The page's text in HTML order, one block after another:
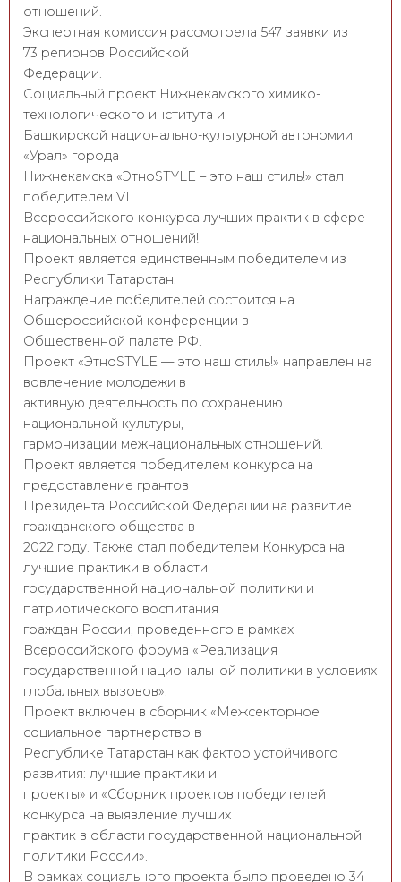
отношений.
Экспертная комиссия рассмотрела 547 заявки из
73 регионов Российской
Федерации.
Социальный проект Нижнекамского химико-
технологического института и
Башкирской национально-культурной автономии
«Урал» города
Нижнекамска «ЭтноSTYLE – это наш стиль!» стал
победителем VI
Всероссийского конкурса лучших практик в сфере
национальных отношений!
Проект является единственным победителем из
Республики Татарстан.
Награждение победителей состоится на
Общероссийской конференции в
Общественной палате РФ.
Проект «ЭтноSTYLE — это наш стиль!» направлен на
вовлечение молодежи в
активную деятельность по сохранению
национальной культуры,
гармонизации межнациональных отношений.
Проект является победителем конкурса на
предоставление грантов
Президента Российской Федерации на развитие
гражданского общества в
2022 году. Также стал победителем Конкурса на
лучшие практики в области
государственной национальной политики и
патриотического воспитания
граждан России, проведенного в рамках
Всероссийского форума «Реализация
государственной национальной политики в условиях
глобальных вызовов».
Проект включен в сборник «Межсекторное
социальное партнерство в
Республике Татарстан как фактор устойчивого
развития: лучшие практики и
проекты» и «Сборник проектов победителей
конкурса на выявление лучших
практик в области государственной национальной
политики России».
В рамках социального проекта было проведено 34